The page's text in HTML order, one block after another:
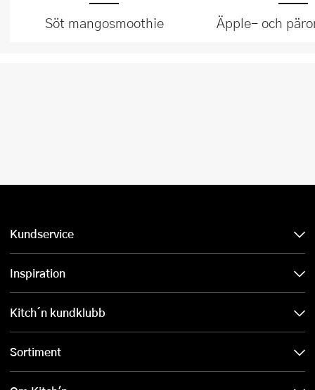
Söt mangosmoothie Äpple- och
Kundservice
Inspiration
Kitch´n kundklubb
Sortiment